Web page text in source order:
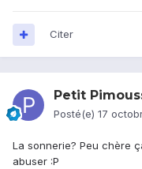
Citer
Petit
Posté(e) 17
La sonnerie? Peu chère
abuser :P